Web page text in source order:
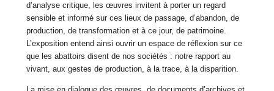
d’analyse critique, les œuvres invitent à porter un regard
sensible et informé sur ces lieux de passage, d’abandon, de
production, de transformation et à ce jour, de patrimoine.
L’exposition entend ainsi ouvrir un espace de réflexion sur ce
que les abattoirs disent de nos sociétés : notre rapport au
vivant, aux gestes de production, à la trace, à la disparition.